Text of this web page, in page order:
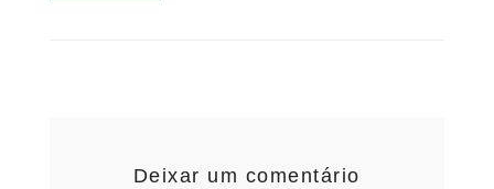
Deixar um comentário